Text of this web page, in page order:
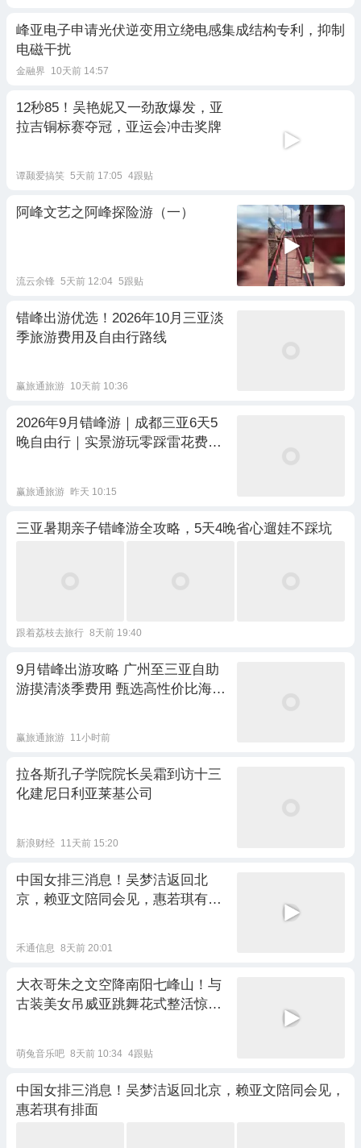
峰亚电子申请光伏逆变用立绕电感集成结构专利，抑制
电磁干扰
金融界 10天前 14:57
12秒85！吴艳妮又一劲敌爆发，亚
拉吉铜标赛夺冠，亚运会冲击奖牌
谭颞爱搞笑 5天前 17:05 4跟贴
阿峰文艺之阿峰探险游（一）
流云余锋 5天前 12:04 5跟贴
错峰出游优选！2026年10月三亚淡
季旅游费用及自由行路线
赢旅通旅游 10天前 10:36
2026年9月错峰游｜成都三亚6天5
晚自由行｜实景游玩零踩雷花费明
赢旅通旅游 昨天 10:15
三亚暑期亲子错峰游全攻略，5天4晚省心遛娃不踩坑
跟着荔枝去旅行 8天前 19:40
9月错峰出游攻略 广州至三亚自助
游摸清淡季费用 甄选高性价比海景
赢旅通旅游 11小时前
拉各斯孔子学院院长吴霜到访十三
化建尼日利亚莱基公司
新浪财经 11天前 15:20
中国女排三消息！吴梦洁返回北
京，赖亚文陪同会见，惠若琪有排
禾通信息 8天前 20:01
大衣哥朱之文空降南阳七峰山！与
古装美女吊威亚跳舞花式整活惊艳
萌兔音乐吧 8天前 10:34 4跟贴
中国女排三消息！吴梦洁返回北京，赖亚文陪同会见，
惠若琪有排面